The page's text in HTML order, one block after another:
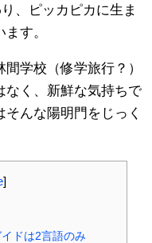
、ピッカピカに生ま
す。
学校（修学旅行？）
なく、新鮮な気持ちで
んな陽明門をじっく
]
ドは2言語のみ